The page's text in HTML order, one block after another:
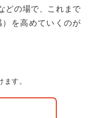
どの場で、これまで
を高めていくのが
す。